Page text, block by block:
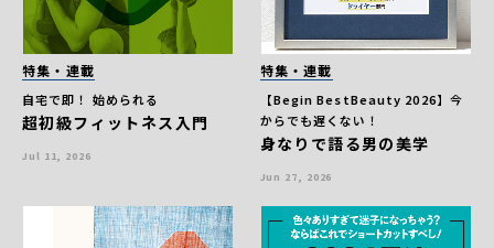
特集・連載
自宅で即！ 始められる
超初級フィットネス入門
Jul 11, 2026
特集・連載
【Begin BestBeauty 2026】今
からでも遅くない！
身なりで語る男の美学
Jun 27, 2026